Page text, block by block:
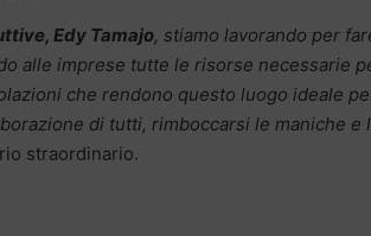
Edy Tamajo, stiamo lavorando per
alle imprese tutte le risorse necessarie
che rendono questo luogo ideale
di tutti, rimboccarsi le maniche e
straordinario.